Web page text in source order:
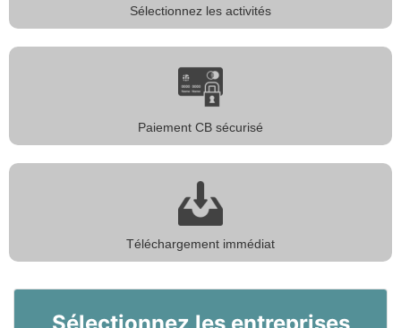
Sélectionnez les activités
Paiement CB sécurisé
Téléchargement immédiat